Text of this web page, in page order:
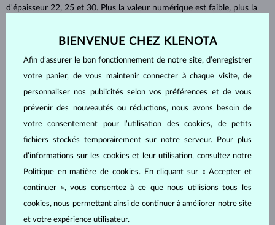
d'épaisseur 22, 25 et 30. Plus la valeur numérique est faible, plus la
pendentifs très légers et délicats, une Rolo 25 est la largeur la plus
épaisse qui convient également pour les pendentifs plus lourds.
minimalistes. Nous aimons la combiner, par exemple, avec une
lunette sertie . Une chaîne Rolo est souvent combinée avec des
pendentifs montés de manière permanente et convient également
aux colliers longs.
La chaîne d’ancre
Les caractéristiques d'une chaîne d'ancre (aussi appelée maille
marine) sont que les œillets de la chaîne sont toujours disposés
perpendiculairement les uns par rapport aux autres et peuvent avoir
BIENVENUE CHEZ KLENOTA
Afin d’assurer le bon fonctionnement de notre site, d’enregistrer
votre panier, de vous maintenir connecter à chaque visite, de
personnaliser nos publicités selon vos préférences et de vous
prévenir des nouveautés ou réductions, nous avons besoin de
votre consentement pour l’utilisation des cookies, de petits
fichiers stockés temporairement sur notre serveur. Pour plus
d’informations sur les cookies et leur utilisation, consultez notre
Politique en matière de cookies. En cliquant sur « Accepter et
continuer », vous consentez à ce que nous utilisions tous les
cookies, nous permettant ainsi de continuer à améliorer notre site
et votre expérience utilisateur.